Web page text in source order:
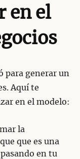
en el
para generar un
Aquí te
en el modelo:
la
que es una
en tu